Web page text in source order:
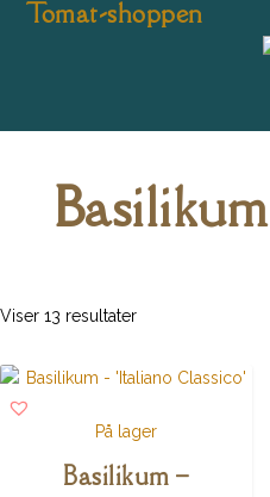
Tomat-shoppen
Basilikum
Viser 13 resultater
På lager
Basilikum –